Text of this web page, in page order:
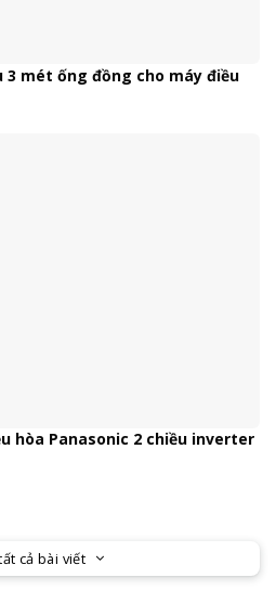
3 mét ống đồng cho máy điều
hòa Panasonic 2 chiều inverter
cả bài viết